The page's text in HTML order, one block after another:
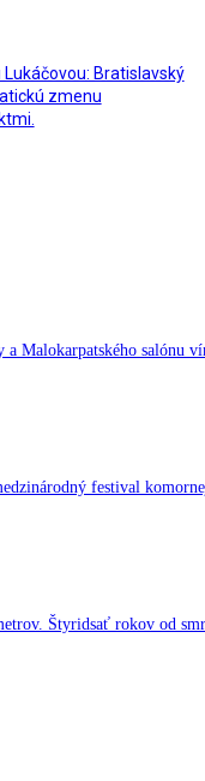
Bratislavský
zmenu
Malokarpatského salónu
festival
Štyridsať rokov od